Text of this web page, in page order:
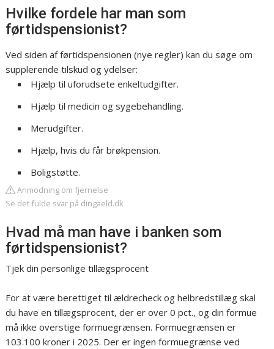
Hvilke fordele har man som
førtidspensionist?
Ved siden af førtidspensionen (nye regler) kan du søge om
supplerende tilskud og ydelser:
Hjælp til uforudsete enkeltudgifter.
Hjælp til medicin og sygebehandling.
Merudgifter.
Hjælp, hvis du får brøkpension.
Boligstøtte.
Anmodning om fjernelse
Se det fulde svar på dingaeld.dk
Hvad må man have i banken som
førtidspensionist?
Tjek din personlige tillægsprocent
For at være berettiget til ældrecheck og helbredstillæg skal
du have en tillægsprocent, der er over 0 pct., og din formue
må ikke overstige formuegrænsen. Formuegrænsen er
103.100 kroner i 2025. Der er ingen formuegrænse ved